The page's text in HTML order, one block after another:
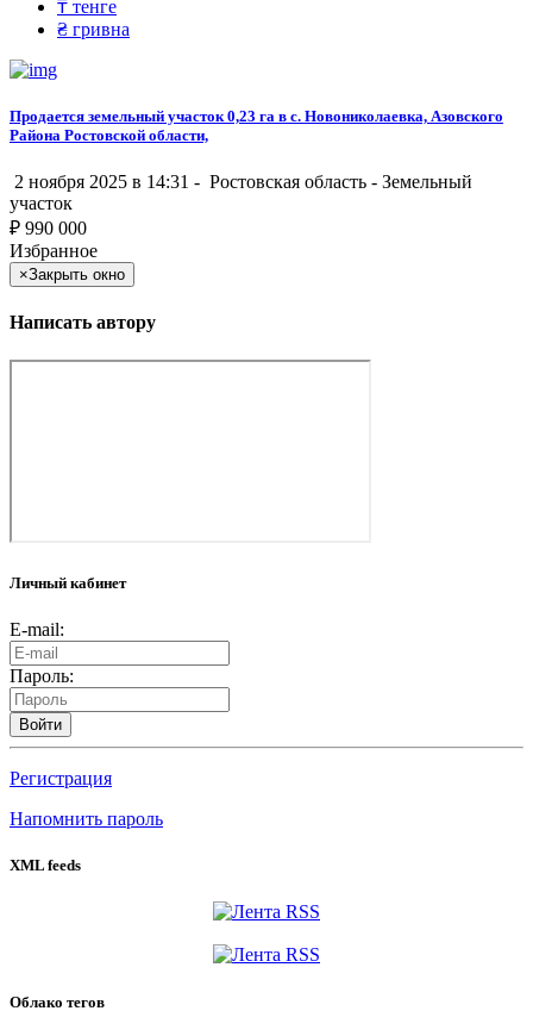
₸ тенге
₴ гривна
Продается земельный участок 0,23 га в с. Новониколаевка, Азовского
Района Ростовской области,
2 ноября 2025 в 14:31 - Ростовская область - Земельный
участок
₽ 990 000
Избранное
×Закрыть окно
Написать автору
Личный кабинет
E-mail:
Пароль:
Войти
Регистрация
Напомнить пароль
XML feeds
Облако тегов